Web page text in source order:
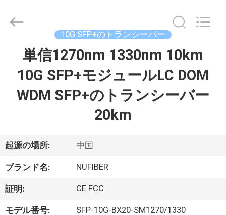
ク
ト
私
2026
Shenzhen
Technology
Reserved.
Developed
10G SFP+のトランシーバー
単信1270nm 1330nm 10km
10G SFP+モジュールLC DOM
WDM SFP+のトランシーバー
20km
起源の場所: 中国
ブランド名: NUFIBER
証明: CE FCC
モデル番号: SFP-10G-BX20-SM1270/1330